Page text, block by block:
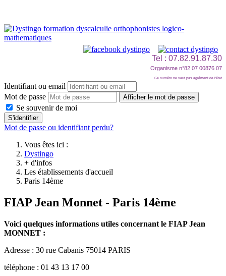
Tel : 07.82.91.87.30
Organisme n°82 07 00876 07
Ce numéro ne vaut pas agrément de l'état
Identifiant ou email
Mot de passe
Afficher le mot de passe
Se souvenir de moi
S'identifier
Mot de passe ou identifiant perdu?
Vous êtes ici :
Dystingo
+ d'infos
Les établissements d'accueil
Paris 14ème
FIAP Jean Monnet - Paris 14ème
Voici quelques informations utiles concernant le FIAP Jean
MONNET :
Adresse : 30 rue Cabanis 75014 PARIS
téléphone : 01 43 13 17 00